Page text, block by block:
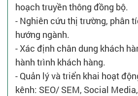
hoạch truyền thông đồng bộ.
- Nghiên cứu thị trường, phân
hướng ngành.
- Xác định chân dung khách
hành trình khách hàng.
- Quản lý và triển khai hoạt
kênh: SEO/ SEM, Social